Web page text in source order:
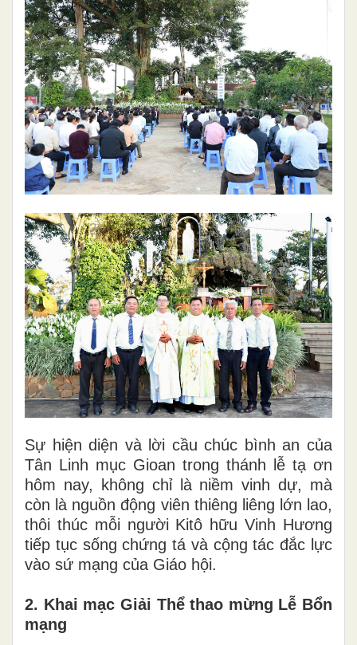
Sự hiện diện và lời cầu chúc bình an của
Tân Linh mục Gioan trong thánh lễ tạ ơn
hôm nay, không chỉ là niềm vinh dự, mà
còn là nguồn động viên thiêng liêng lớn lao,
thôi thúc mỗi người Kitô hữu Vinh Hương
tiếp tục sống chứng tá và cộng tác đắc lực
vào sứ mạng của Giáo hội.
2. Khai mạc Giải Thể thao mừng Lễ Bổn
mạng